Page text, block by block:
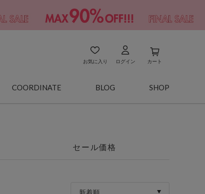
お気に入り ログイン カート
COORDINATE BLOG SHOP
セール価格